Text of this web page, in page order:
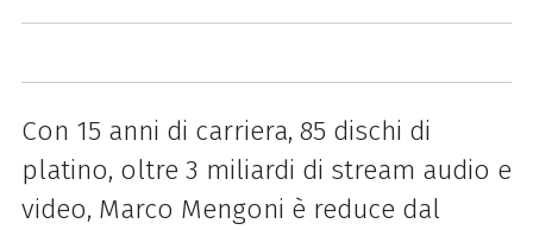
Con 15 anni di carriera, 85 dischi di
platino, oltre 3 miliardi di stream audio e
video, Marco Mengoni è reduce dal